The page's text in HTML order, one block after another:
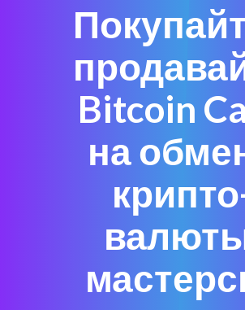
Bitcoin
на